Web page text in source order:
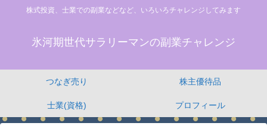
株式投資、士業での副業などなど、いろいろチャレンジしてみます
氷河期世代サラリーマンの副業チャレンジ
つなぎ売り 株主優待品
士業(資格) プロフィール